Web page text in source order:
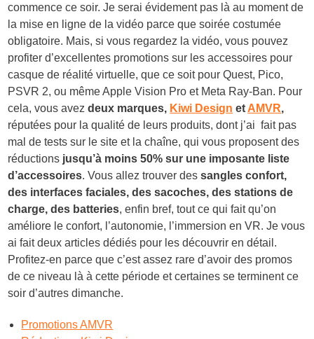
commence ce soir. Je serai évidement pas là au moment de
la mise en ligne de la vidéo parce que soirée costumée
obligatoire. Mais, si vous regardez la vidéo, vous pouvez
profiter d’excellentes promotions sur les accessoires pour
casque de réalité virtuelle, que ce soit pour Quest, Pico,
PSVR 2, ou même Apple Vision Pro et Meta Ray-Ban. Pour
cela, vous avez deux marques, Kiwi Design et AMVR,
réputées pour la qualité de leurs produits, dont j’ai fait pas
mal de tests sur le site et la chaîne, qui vous proposent des
réductions jusqu’à moins 50% sur une imposante liste
d’accessoires. Vous allez trouver des sangles confort,
des interfaces faciales, des sacoches, des stations de
charge, des batteries, enfin bref, tout ce qui fait qu’on
améliore le confort, l’autonomie, l’immersion en VR. Je vous
ai fait deux articles dédiés pour les découvrir en détail.
Profitez-en parce que c’est assez rare d’avoir des promos
de ce niveau là à cette période et certaines se terminent ce
soir d’autres dimanche.
Promotions AMVR